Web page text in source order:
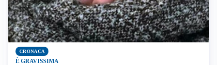
CRONACA
È GRAVISSIMA